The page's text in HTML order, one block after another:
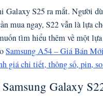
Galaxy S25 ra mắt. Người
mua ngay, S22 vẫn là lựa
tìm hiểu thêm về một
Samsung A54 – Giá Bán
giá chi tiết, thông số, pin, so
Galaxy